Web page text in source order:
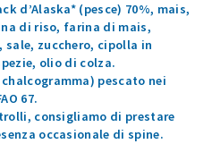
d’Alaska* (pesce) 70%, mais,
di riso, farina di mais,
zucchero, cipolla in
olio di colza.
pescato nei
67.
consigliamo di prestare
occasionale di spine.